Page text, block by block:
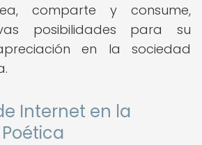
comparte y consume,
posibilidades para su
en la sociedad
Internet en la